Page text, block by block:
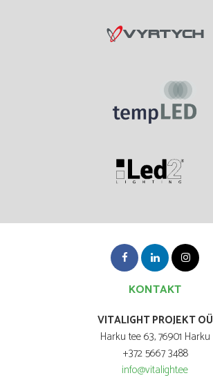
KONTAKT
VITALIGHT PROJEKT OÜ
Harku tee 63, 76901 Harku
+372 5667 3488
info@vitalight.ee